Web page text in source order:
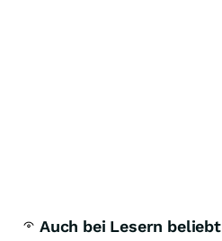
Auch bei Lesern beliebt